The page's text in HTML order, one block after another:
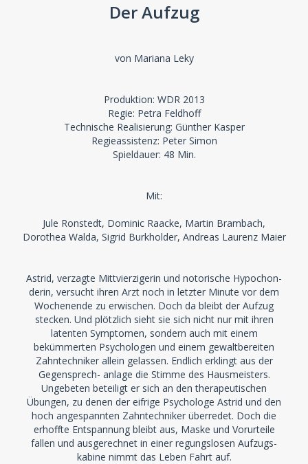
Der Aufzug
von Mariana Leky
Produktion: WDR 2013
Regie: Petra Feldhoff
Technische Realisierung: Günther Kasper
Regieassistenz: Peter Simon
Spieldauer: 48 Min.
Mit:
Jule Ronstedt, Dominic Raacke, Martin Brambach,
Dorothea Walda, Sigrid Burkholder, Andreas Laurenz Maier
Astrid, verzagte Mittvierzigerin und notorische Hypochon-
derin, versucht ihren Arzt noch in letzter Minute vor dem
Wochenende zu erwischen. Doch da bleibt der Aufzug
stecken. Und plötzlich sieht sie sich nicht nur mit ihren
latenten Symptomen, sondern auch mit einem
bekümmerten Psychologen und einem gewaltbereiten
Zahntechniker allein gelassen. Endlich erklingt aus der
Gegensprech- anlage die Stimme des Hausmeisters.
Ungebeten beteiligt er sich an den therapeutischen
Übungen, zu denen der eifrige Psychologe Astrid und den
hoch angespannten Zahntechniker überredet. Doch die
erhoffte Entspannung bleibt aus, Maske und Vorurteile
fallen und ausgerechnet in einer regungslosen Aufzugs-
kabine nimmt das Leben Fahrt auf.